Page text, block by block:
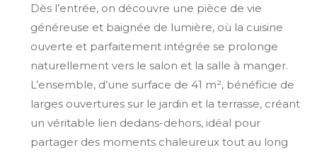
Dès l’entrée, on découvre une pièce de vie
généreuse et baignée de lumière, où la cuisine
ouverte et parfaitement intégrée se prolonge
naturellement vers le salon et la salle à manger.
L’ensemble, d’une surface de 41 m², bénéficie de
larges ouvertures sur le jardin et la terrasse, créant
un véritable lien dedans-dehors, idéal pour
partager des moments chaleureux tout au long